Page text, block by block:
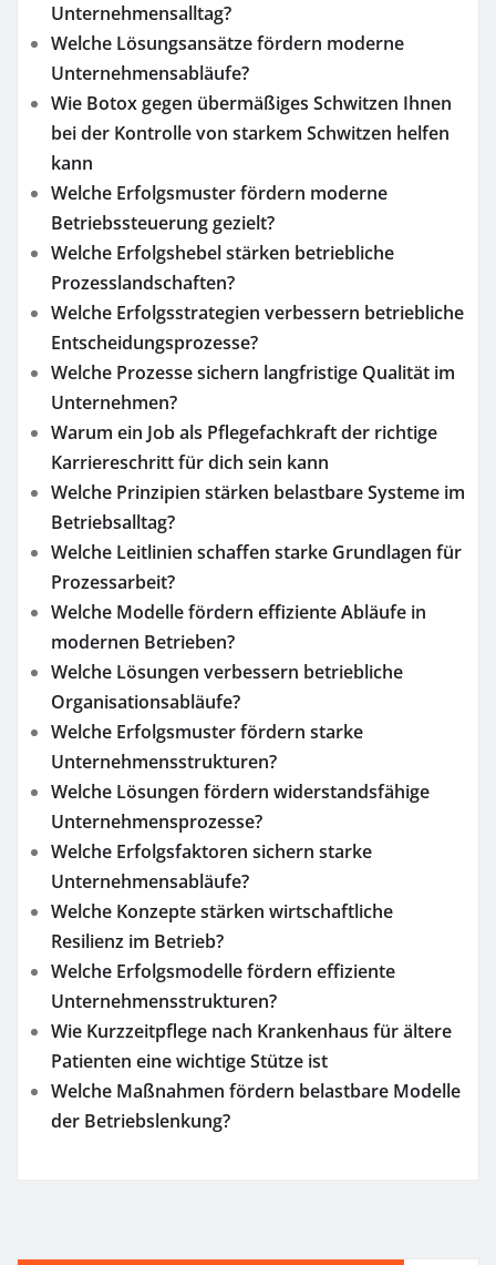
Unternehmensalltag?
Welche Lösungsansätze fördern moderne
Unternehmensabläufe?
Wie Botox gegen übermäßiges Schwitzen Ihnen
bei der Kontrolle von starkem Schwitzen helfen
kann
Welche Erfolgsmuster fördern moderne
Betriebssteuerung gezielt?
Welche Erfolgshebel stärken betriebliche
Prozesslandschaften?
Welche Erfolgsstrategien verbessern betriebliche
Entscheidungsprozesse?
Welche Prozesse sichern langfristige Qualität im
Unternehmen?
Warum ein Job als Pflegefachkraft der richtige
Karriereschritt für dich sein kann
Welche Prinzipien stärken belastbare Systeme im
Betriebsalltag?
Welche Leitlinien schaffen starke Grundlagen für
Prozessarbeit?
Welche Modelle fördern effiziente Abläufe in
modernen Betrieben?
Welche Lösungen verbessern betriebliche
Organisationsabläufe?
Welche Erfolgsmuster fördern starke
Unternehmensstrukturen?
Welche Lösungen fördern widerstandsfähige
Unternehmensprozesse?
Welche Erfolgsfaktoren sichern starke
Unternehmensabläufe?
Welche Konzepte stärken wirtschaftliche
Resilienz im Betrieb?
Welche Erfolgsmodelle fördern effiziente
Unternehmensstrukturen?
Wie Kurzzeitpflege nach Krankenhaus für ältere
Patienten eine wichtige Stütze ist
Welche Maßnahmen fördern belastbare Modelle
der Betriebslenkung?